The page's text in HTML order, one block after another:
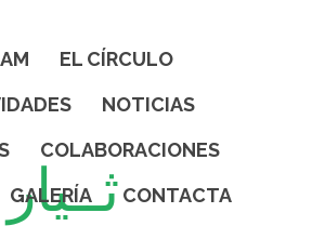
EL CÍRCULO
NOTICIAS
COLABORACIONES
GALERÍA
CONTACTA